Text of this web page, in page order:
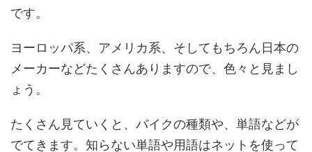
です。
ヨーロッパ系、アメリカ系、そしてもちろん日本の
メーカーなどたくさんありますので、色々と見まし
ょう。
たくさん見ていくと、バイクの種類や、単語などが
でてきます。知らない単語や用語はネットを使って